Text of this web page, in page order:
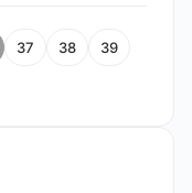
37 38 39